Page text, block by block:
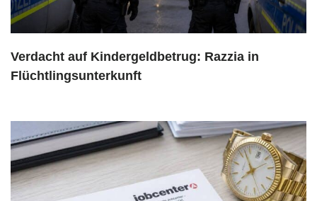
Verdacht auf Kindergeldbetrug: Razzia in
Flüchtlingsunterkunft